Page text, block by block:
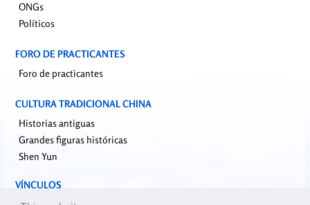
ONGs
Políticos
FORO DE PRACTICANTES
Foro de practicantes
CULTURA TRADICIONAL CHINA
Historias antiguas
Grandes figuras históricas
Shen Yun
VÍNCULOS
falundafa.org